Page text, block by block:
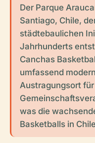
Der Parque
Santiago, Chile,
städtebaulichen
Jahrhunderts
Canchas
umfassend
Austragungsort
was die
Basketballs in